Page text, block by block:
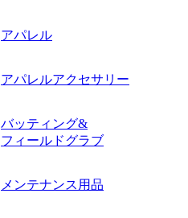
アパレル
アパレルアクセサリー
バッティング&
フィールドグラブ
メンテナンス用品